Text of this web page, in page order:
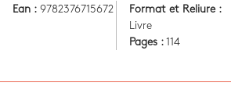
Ean : 9782376715672
Format et Reliure :
Livre
Pages : 114